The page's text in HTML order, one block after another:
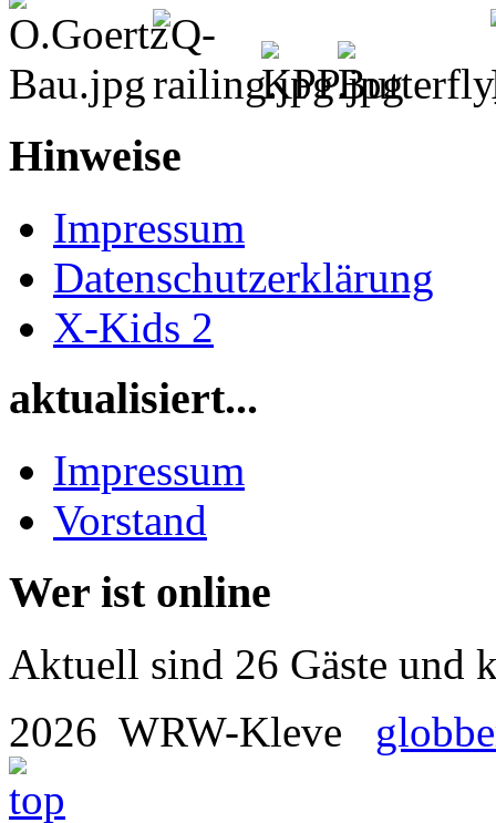
Hinweise
Impressum
Datenschutzerklärung
X-Kids 2
aktualisiert...
Impressum
Vorstand
Wer ist online
Aktuell sind 26 Gäste und
2026 WRW-Kleve